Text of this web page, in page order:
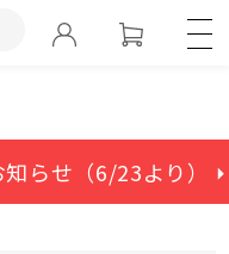
知らせ（6/23より） ⏵